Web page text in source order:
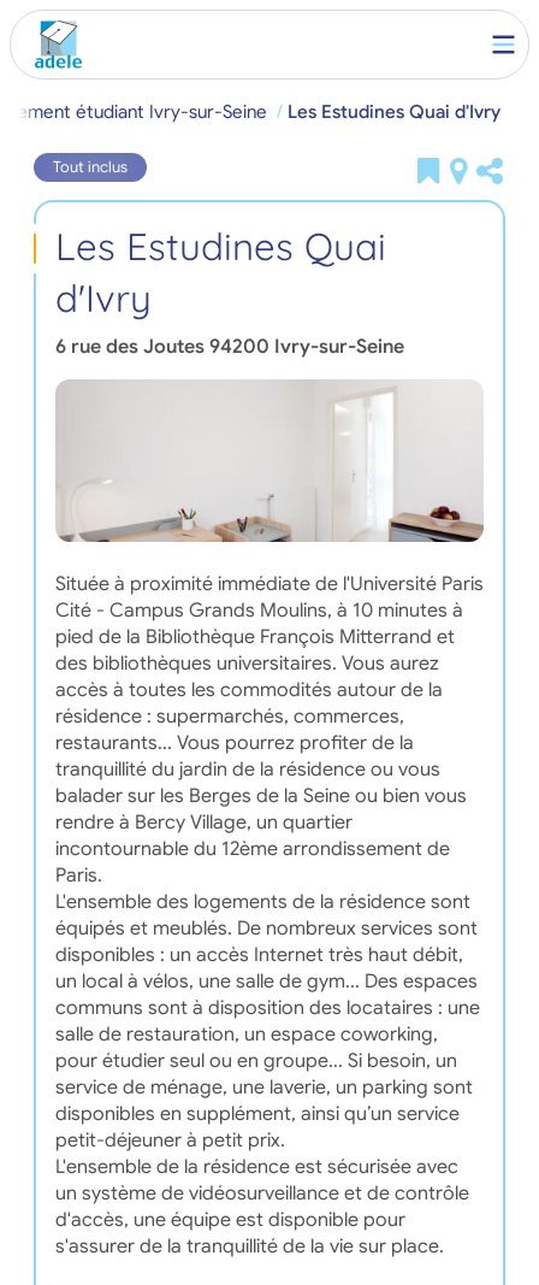
étudiant Ivry-sur-Seine Les Estudines Quai d'Ivry
Tout inclus
Les Estudines Quai
d'Ivry
6 rue des Joutes 94200 Ivry-sur-Seine
Située à proximité immédiate de l'Université Paris
Cité - Campus Grands Moulins, à 10 minutes à
pied de la Bibliothèque François Mitterrand et
des bibliothèques universitaires. Vous aurez
accès à toutes les commodités autour de la
résidence : supermarchés, commerces,
restaurants... Vous pourrez profiter de la
tranquillité du jardin de la résidence ou vous
balader sur les Berges de la Seine ou bien vous
rendre à Bercy Village, un quartier
incontournable du 12ème arrondissement de
Paris.
L'ensemble des logements de la résidence sont
équipés et meublés. De nombreux services sont
disponibles : un accès Internet très haut débit,
un local à vélos, une salle de gym... Des espaces
communs sont à disposition des locataires : une
salle de restauration, un espace coworking,
pour étudier seul ou en groupe... Si besoin, un
service de ménage, une laverie, un parking sont
disponibles en supplément, ainsi qu’un service
petit-déjeuner à petit prix.
L'ensemble de la résidence est sécurisée avec
un système de vidéosurveillance et de contrôle
d'accès, une équipe est disponible pour
s'assurer de la tranquillité de la vie sur place.